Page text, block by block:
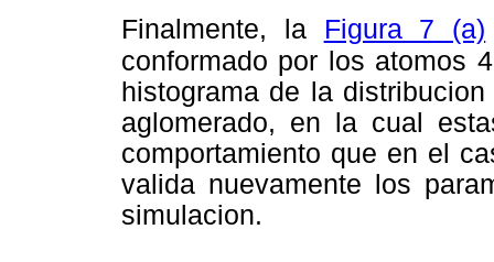
Finalmente, la Figura 7 (a)
conformado por los atomos
histograma de la
aglomerado, en la cual
comportamiento que en el
valida nuevamente los
simulacion.